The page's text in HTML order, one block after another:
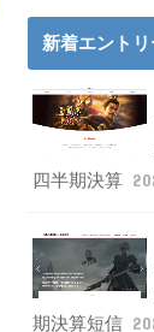
新着エントリ
四半期決算
期決算短信